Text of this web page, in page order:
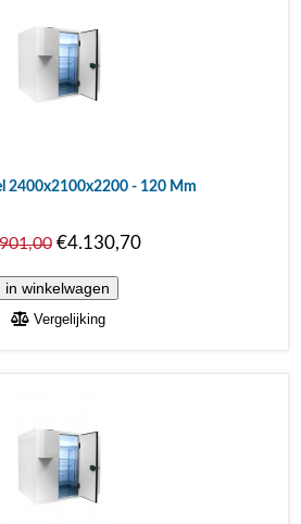
2400x2100x2200 - 120 Mm
€4.130,70
Vergelijking